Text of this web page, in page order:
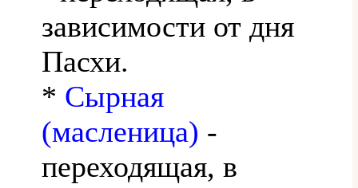
зависимости от дня
Пасхи.
* Сырная
(масленица) -
переходящая, в